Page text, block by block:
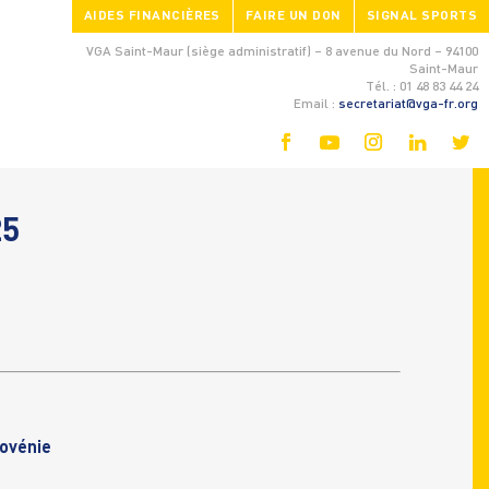
AIDES FINANCIÈRES FAIRE UN DON SIGNAL SPORTS
VGA Saint-Maur (siège administratif) – 8 avenue du Nord – 94100
Saint-Maur
Tél. : 01 48 83 44 24
Email : secretariat@vga-fr.org